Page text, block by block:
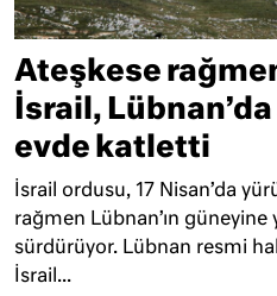
Ateşkese
İsrail,
evde katletti
İsrail ordusu, 17 Nisan’da
rağmen Lübnan’ın güneyine
sürdürüyor. Lübnan resmi
İsrail...